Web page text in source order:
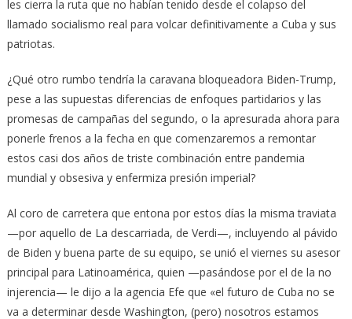
les cierra la ruta que no habían tenido desde el colapso del
llamado socialismo real para volcar definitivamente a Cuba y sus
patriotas.
¿Qué otro rumbo tendría la caravana bloqueadora Biden-Trump,
pese a las supuestas diferencias de enfoques partidarios y las
promesas de campañas del segundo, o la apresurada ahora para
ponerle frenos a la fecha en que comenzaremos a remontar
estos casi dos años de triste combinación entre pandemia
mundial y obsesiva y enfermiza presión imperial?
Al coro de carretera que entona por estos días la misma traviata
—por aquello de La descarriada, de Verdi—, incluyendo al pávido
de Biden y buena parte de su equipo, se unió el viernes su asesor
principal para Latinoamérica, quien —pasándose por el de la no
injerencia— le dijo a la agencia Efe que «el futuro de Cuba no se
va a determinar desde Washington, (pero) nosotros estamos